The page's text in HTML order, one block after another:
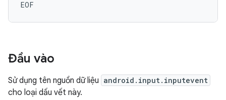
Đầu vào
Sử dụng tên nguồn dữ liệu android.input.inputevent
cho loại dấu vết này.